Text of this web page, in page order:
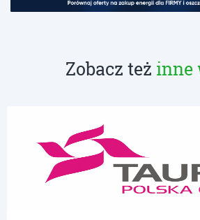
Zobacz też inne